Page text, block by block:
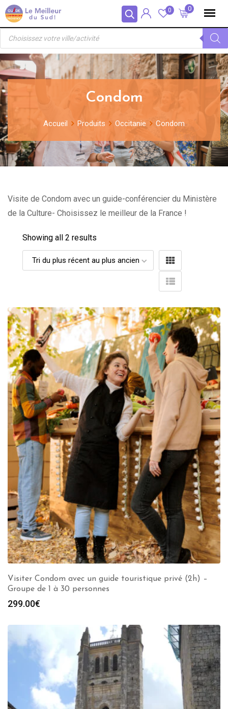
Panneau de gestion des cookies
Skip
to
content
0
0
Recherche
produits
Condom
Accueil Produits Occitanie Condom
Visite de Condom avec un guide-conférencier du Ministère
de la Culture- Choisissez le meilleur de la France !
Showing all 2 results
Visiter Condom avec un guide touristique privé (2h) –
Groupe de 1 à 30 personnes
299.00€